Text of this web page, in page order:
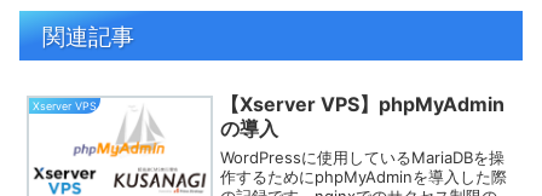
関連記事
Xserver VPS
【Xserver VPS】phpMyAdmin
の導入
WordPressに使用しているMariaDBを操
作するためにphpMyAdminを導入した際